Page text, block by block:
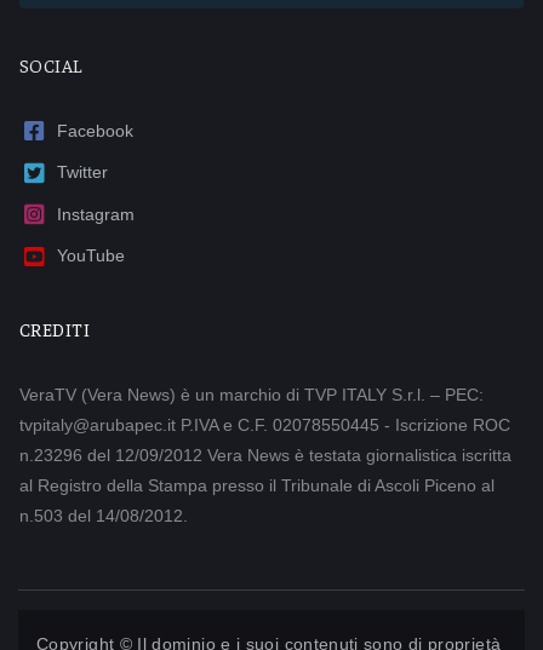
SOCIAL
Facebook
Twitter
Instagram
YouTube
CREDITI
VeraTV (Vera News) è un marchio di TVP ITALY S.r.l. – PEC:
tvpitaly@arubapec.it P.IVA e C.F. 02078550445 - Iscrizione ROC
n.23296 del 12/09/2012 Vera News è testata giornalistica iscritta
al Registro della Stampa presso il Tribunale di Ascoli Piceno al
n.503 del 14/08/2012.
Copyright © Il dominio e i suoi contenuti sono di proprietà